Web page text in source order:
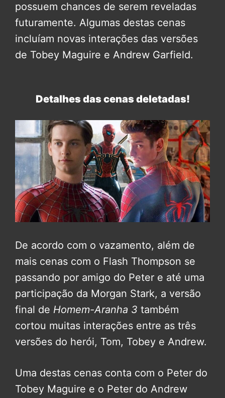
possuem chances de serem reveladas
futuramente. Algumas destas cenas
incluíam novas interações das versões
de Tobey Maguire e Andrew Garfield.
Detalhes das cenas deletadas!
De acordo com o vazamento, além de
mais cenas com o Flash Thompson se
passando por amigo do Peter e até uma
participação da Morgan Stark, a versão
final de Homem-Aranha 3 também
cortou muitas interações entre as três
versões do herói, Tom, Tobey e Andrew.
Uma destas cenas conta com o Peter do
Tobey Maguire e o Peter do Andrew